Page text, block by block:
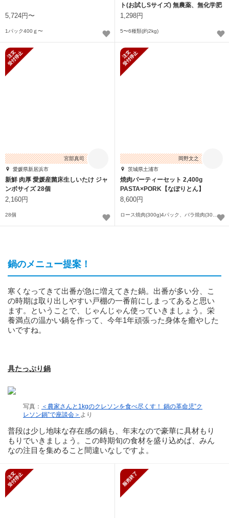
5,724円〜
1パック400ｇ〜
ト(お試しSサイズ) 無農薬、無化学肥
料1,298円
5〜6種類(約2kg)
宮部真司
愛媛県新居浜市
新鮮 肉厚 愛媛産菌床生しいたけ ジャ
ンボサイズ 28個
2,160円
28個
岡野文之
茨城県土浦市
焼肉パーティーセット 2,400g
PASTA×PORK【なぽりとん】
8,600円
ロース焼肉(300g)4パック、バラ焼肉(300g)4パック
鍋のメニュー提案！
寒くなってきて出番が急に増えてきた鍋。出番が多い分、こ
の時期は取り出しやすい戸棚の一番前にしまってあると思い
ます。ということで、じゃんじゃん使っていきましょう。栄
養満点の温かい鍋を作って、今年1年頑張った身体を癒やした
いですね。
具たっぷり鍋
写真： ＜農家さんと1kgのクレソンを食べ尽くす！ 鍋の革命児”ク
レソン鍋”で座談会＞ より
普段は少し地味な存在感の鍋も、年末なので豪華に具材もり
もりでいきましょう。この時期旬の食材を盛り込めば、みん
なの注目を集めること間違いなしですよ。